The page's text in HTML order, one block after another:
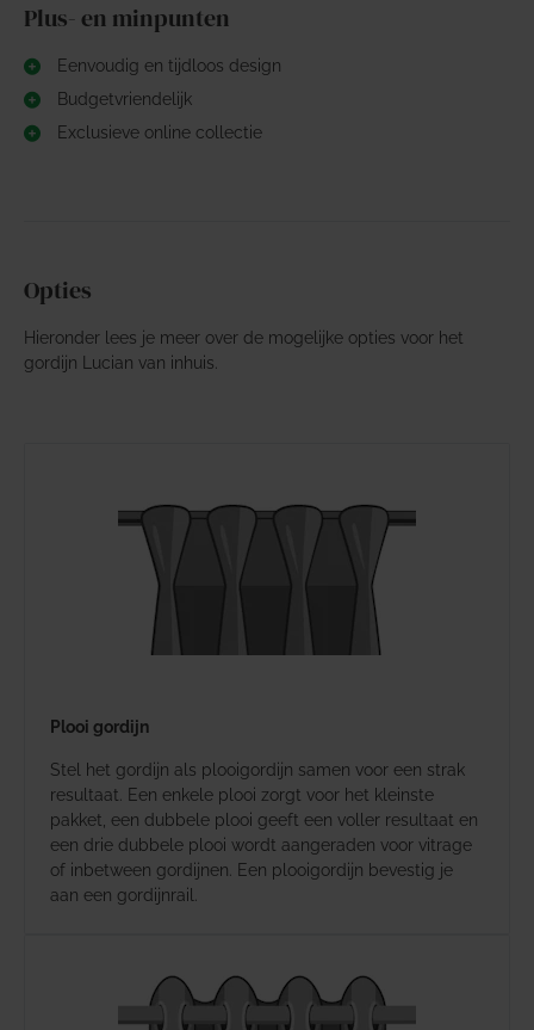
Plus- en minpunten
Eenvoudig en tijdloos design
Budgetvriendelijk
Exclusieve online collectie
Opties
Hieronder lees je meer over de mogelijke opties voor het
gordijn Lucian van inhuis.
Plooi gordijn
Stel het gordijn als plooigordijn samen voor een strak
resultaat. Een enkele plooi zorgt voor het kleinste
pakket, een dubbele plooi geeft een voller resultaat en
een drie dubbele plooi wordt aangeraden voor vitrage
of inbetween gordijnen. Een plooigordijn bevestig je
aan een gordijnrail.